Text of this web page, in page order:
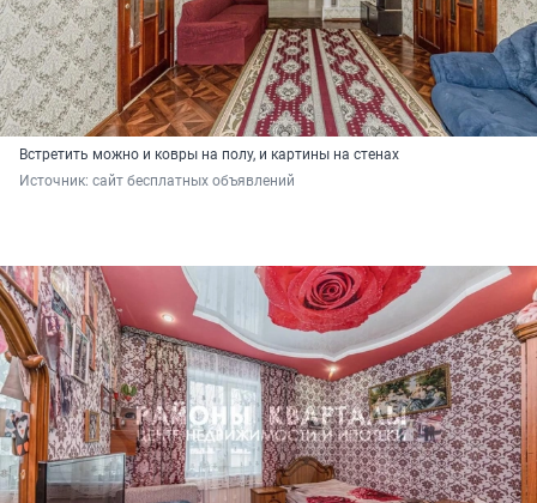
Встретить можно и ковры на полу, и картины на стенах
Источник: сайт бесплатных объявлений